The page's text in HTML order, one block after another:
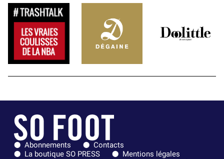
Abonnements
Contacts
La boutique SO PRESS
Mentions légales